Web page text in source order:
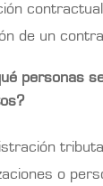
de un
personas
o